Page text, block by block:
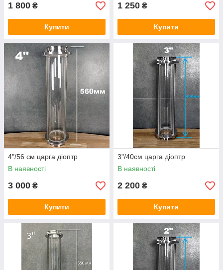
1 800 ₴
Купити
1 250 ₴
Купити
4"/56 см царга діоптр
В наявності
3 000 ₴
Купити
3"/40см царга діоптр
В наявності
2 200 ₴
Купити